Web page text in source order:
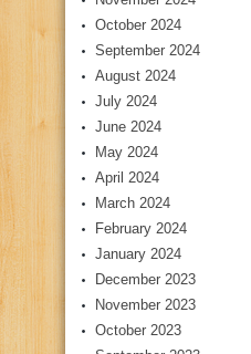
October 2024
September 2024
August 2024
July 2024
June 2024
May 2024
April 2024
March 2024
February 2024
January 2024
December 2023
November 2023
October 2023